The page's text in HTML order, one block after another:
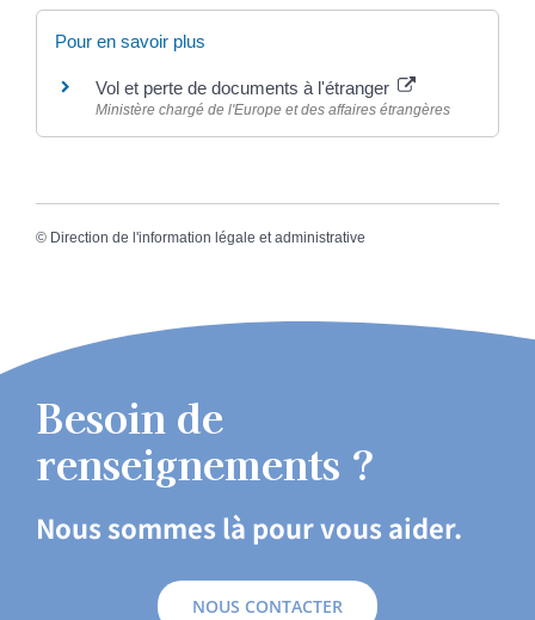
Pour en savoir plus
Vol et perte de documents à l'étranger
Ministère chargé de l'Europe et des affaires étrangères
© Direction de l'information légale et administrative
Besoin de
renseignements ?
Nous sommes là pour vous aider.
NOUS CONTACTER